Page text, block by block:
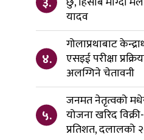
यादव
४.
गोलाप्रथाबाट
एसइई परीक्षा
अलग्गिने चेतावनी
५.
जनमत नेतृत्वको
योजना खरिद
प्रतिशत, दलालको